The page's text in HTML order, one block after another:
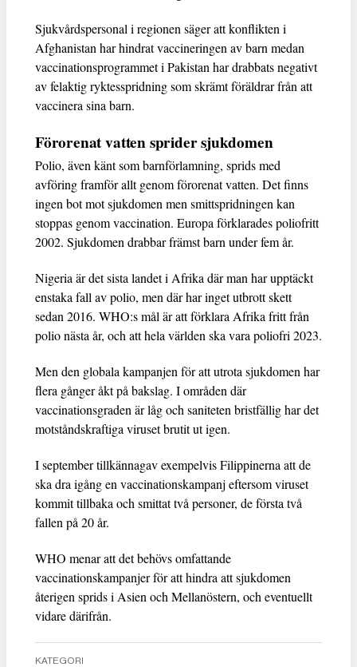
Sjukvårdspersonal i regionen säger att konflikten i
Afghanistan har hindrat vaccineringen av barn medan
vaccinationsprogrammet i Pakistan har drabbats negativt
av felaktig ryktesspridning som skrämt föräldrar från att
vaccinera sina barn.
Förorenat vatten sprider sjukdomen
Polio, även känt som barnförlamning, sprids med
avföring framför allt genom förorenat vatten. Det finns
ingen bot mot sjukdomen men smittspridningen kan
stoppas genom vaccination. Europa förklarades poliofritt
2002. Sjukdomen drabbar främst barn under fem år.
Nigeria är det sista landet i Afrika där man har upptäckt
enstaka fall av polio, men där har inget utbrott skett
sedan 2016. WHO:s mål är att förklara Afrika fritt från
polio nästa år, och att hela världen ska vara poliofri 2023.
Men den globala kampanjen för att utrota sjukdomen har
flera gånger åkt på bakslag. I områden där
vaccinationsgraden är låg och saniteten bristfällig har det
motståndskraftiga viruset brutit ut igen.
I september tillkännagav exempelvis Filippinerna att de
ska dra igång en vaccinationskampanj eftersom viruset
kommit tillbaka och smittat två personer, de första två
fallen på 20 år.
WHO menar att det behövs omfattande
vaccinationskampanjer för att hindra att sjukdomen
återigen sprids i Asien och Mellanöstern, och eventuellt
vidare därifrån.
KATEGORI